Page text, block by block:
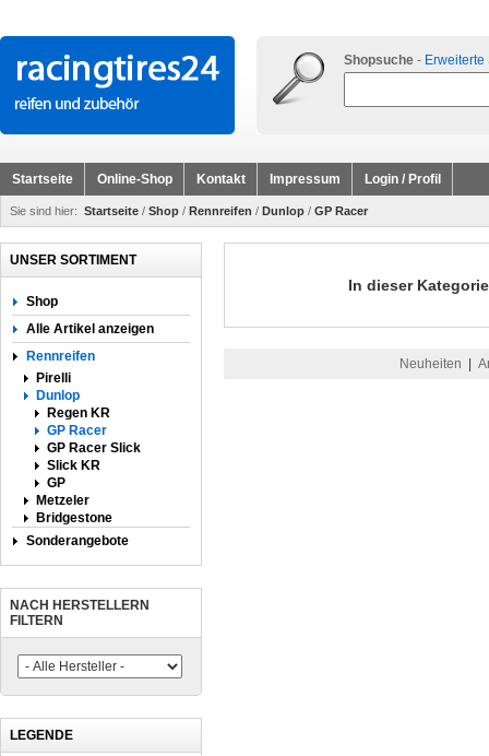
Shopsuche - Erweiterte
Startseite Online-Shop Kontakt Impressum Login / Profil
Sie sind hier: Startseite / Shop / Rennreifen / Dunlop / GP Racer
UNSER SORTIMENT
Shop
Alle Artikel anzeigen
Rennreifen
Pirelli
Dunlop
Regen KR
GP Racer
GP Racer Slick
Slick KR
GP
Metzeler
Bridgestone
Sonderangebote
NACH HERSTELLERN
FILTERN
LEGENDE
In dieser
Neuheiten